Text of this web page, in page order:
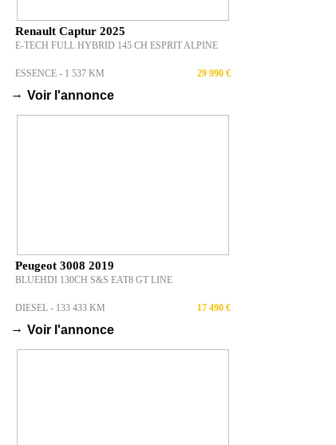
Renault Captur 2025
E-TECH FULL HYBRID 145 CH ESPRIT ALPINE
ESSENCE - 1 537 KM 29 990 €
→ Voir l'annonce
Peugeot 3008 2019
BLUEHDI 130CH S&S EAT8 GT LINE
DIESEL - 133 433 KM 17 490 €
→ Voir l'annonce